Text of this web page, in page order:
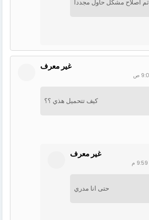
ثم اصلاح مشكل حاول مجددا
غير معرف
كيف تتحميل هذي ؟؟
غير معرف
حتى انا مدري